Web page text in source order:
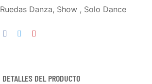
Ruedas Danza, Show , Solo Dance
DETALLES DEL PRODUCTO